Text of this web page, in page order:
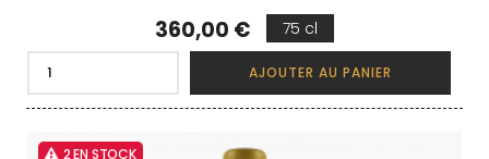
Prix
360,00 € 75 cl
AJOUTER AU PANIER
2 EN STOCK